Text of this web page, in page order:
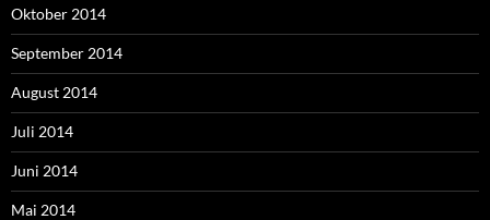
Oktober 2014
September 2014
August 2014
Juli 2014
Juni 2014
Mai 2014